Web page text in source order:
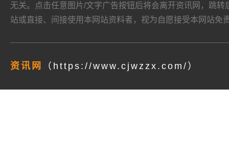
无关。点击任意图片/文字广告按钮后将会离开资讯网，跳
站或直接、间接使用本网站资料者，视为自愿接受本网站免
资讯网 （https://www.cjwzzx.com/）